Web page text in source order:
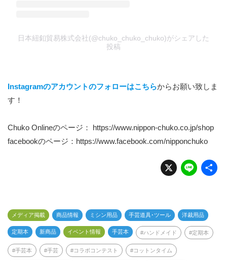
日本紐釦貿易株式会社(@chuko_chuko_chuko)がシェアした
投稿
Instagramのアカウントのフォローはこちらからお願い致しま
す！
Chuko Onlineのページ： https://www.nippon-chuko.co.jp/shop
facebookのページ： https://www.facebook.com/nipponchuko
X Li
n
メディア掲載 商品情報 ミシン用品 手芸道具･ツール 洋裁用品
定期本 新商品 イベント情報 手芸本 ハンドメイド 定期本
手芸本 手芸 コラボコンテスト コットンタイム